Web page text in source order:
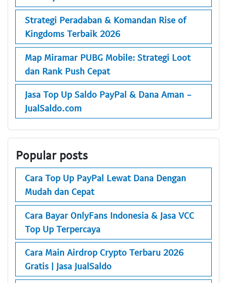
Strategi Peradaban & Komandan Rise of
Kingdoms Terbaik 2026
Map Miramar PUBG Mobile: Strategi Loot
dan Rank Push Cepat
Jasa Top Up Saldo PayPal & Dana Aman -
JualSaldo.com
Popular posts
Cara Top Up PayPal Lewat Dana Dengan
Mudah dan Cepat
Cara Bayar OnlyFans Indonesia & Jasa VCC
Top Up Terpercaya
Cara Main Airdrop Crypto Terbaru 2026
Gratis | Jasa JualSaldo